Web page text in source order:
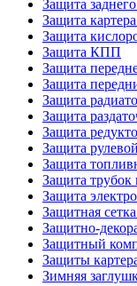
Защита
Защита
Защита
Защита КПП
Защита
Защита
Защита
Защита
Защита
Защита
Защита
Защита трубок
Защита
Защитная
Защитно-
Защитный
Защиты
Зимняя